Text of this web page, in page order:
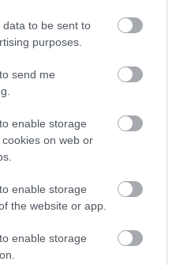
to be sent to
purposes.
send me
enable storage
on web or
enable storage
the website or app.
enable storage
είπε για
οικονομία,
ΟΠΕΚΕΠΕ,Τσίπρα
39 min
Αγαπηδάκη στο
«Το
"ΠΡΟΛΑΜΒΑΝΩ"
συνεχίζουμε πιο
δυναμικά»
15.07.2026 | 20:21
Μάριος
Θεμιστοκλέους
στο